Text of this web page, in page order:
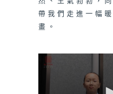
帶我們走進一幅
畫。